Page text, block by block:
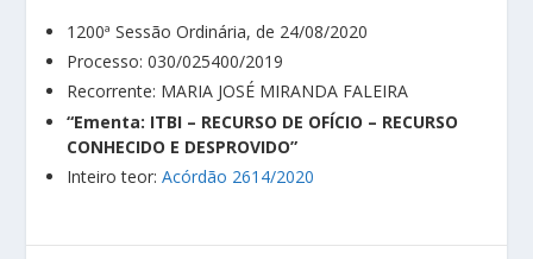
1200ª Sessão Ordinária, de 24/08/2020
Processo: 030/025400/2019
Recorrente: MARIA JOSÉ MIRANDA FALEIRA
“Ementa: ITBI – RECURSO DE OFÍCIO – RECURSO
CONHECIDO E DESPROVIDO”
Inteiro teor: Acórdão 2614/2020